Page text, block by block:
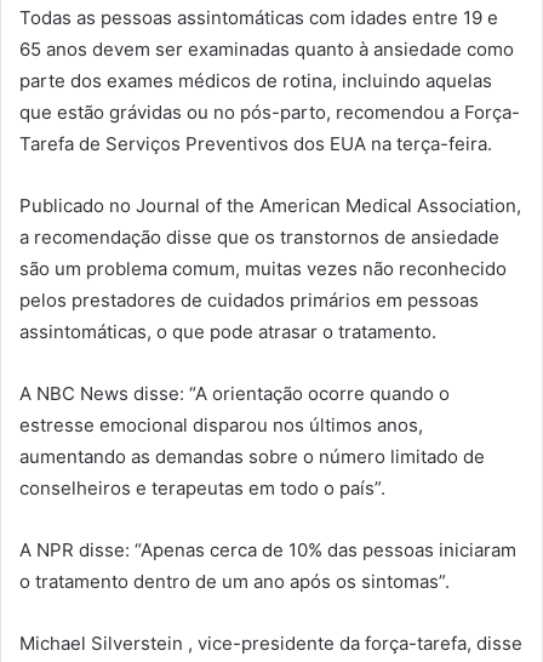
Todas as pessoas assintomáticas com idades entre 19 e
65 anos devem ser examinadas quanto à ansiedade como
parte dos exames médicos de rotina, incluindo aquelas
que estão grávidas ou no pós-parto, recomendou a Força-
Tarefa de Serviços Preventivos dos EUA na terça-feira.
Publicado no Journal of the American Medical Association,
a recomendação disse que os transtornos de ansiedade
são um problema comum, muitas vezes não reconhecido
pelos prestadores de cuidados primários em pessoas
assintomáticas, o que pode atrasar o tratamento.
A NBC News disse: “A orientação ocorre quando o
estresse emocional disparou nos últimos anos,
aumentando as demandas sobre o número limitado de
conselheiros e terapeutas em todo o país”.
A NPR disse: “Apenas cerca de 10% das pessoas iniciaram
o tratamento dentro de um ano após os sintomas”.
Michael Silverstein , vice-presidente da força-tarefa, disse